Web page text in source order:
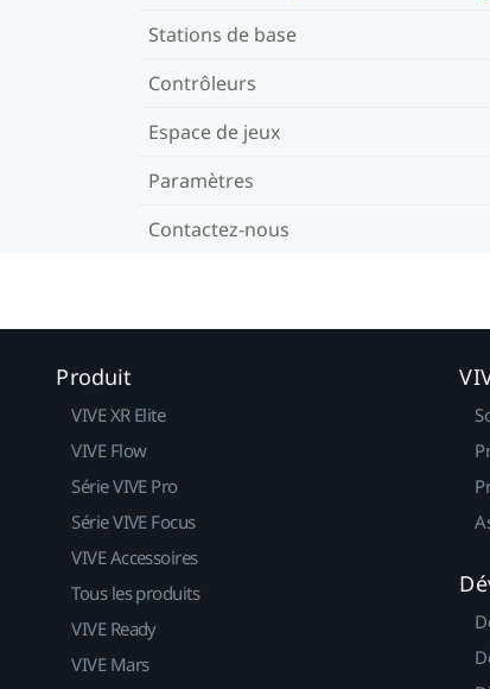
Stations de base
Contrôleurs
Espace de jeux
Paramètres
Contactez-nous
Produit
VIVE XR Elite
VIVE Flow
Série VIVE Pro
Série VIVE Focus
VIVE Accessoires
Tous les produits
VIVE Ready
VIVE Mars